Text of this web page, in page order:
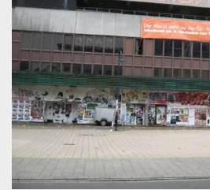
ehemaligen Frappant-Gebäudes, Taubenschläge
einzurichten, in denen eine zuverlässige,
Betreuung der Tauben über einen längeren
gesichert ist.
Eine schnelle Entscheidung dieser Fragen ist
Der Taubenturm wäre das Angebot für Tauben,
problemlos umziehen zu können und eine
Bestandskontrolle der Stadttaubenpopulation zu
erreichen. Mit der Einrichtung eines
werden den Tieren gezielt Nistplätze angeboten,
befruchteten Eier gegen Ei-Attrappen
kann bei diesen betreuten Tauben weiterer
wesentlich reduziert und der Taubenkot könnte